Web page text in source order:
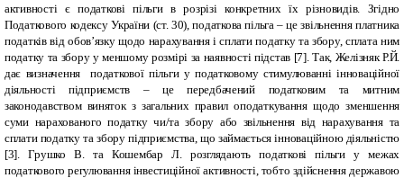
активності є податкові пільги в розрізі конкретних їх різновидів. Згідно
Податкового кодексу України (ст. 30), податкова пільга – це звільнення платника
податків від обов’язку щодо нарахування і сплати податку та збору, сплата ним
податку та збору у меншому розмірі за наявності підстав [7]. Так, Желізняк Р.Й.
дає визначення податкової пільги у податковому стимулюванні інноваційної
діяльності підприємств – це передбачений податковим та митним
законодавством виняток з загальних правил оподаткування щодо зменшення
суми нарахованого податку чи/та збору або звільнення від нарахування та
сплати податку та збору підприємства, що займається інноваційною діяльністю
[3]. Грушко В. та Кошембар Л. розглядають податкові пільги у межах
податкового регулювання інвестиційної активності, тобто здійснення державою